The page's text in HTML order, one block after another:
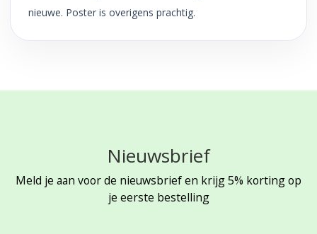
nieuwe. Poster is overigens prachtig.
Nieuwsbrief
Meld je aan voor de nieuwsbrief en krijg 5% korting op
je eerste bestelling